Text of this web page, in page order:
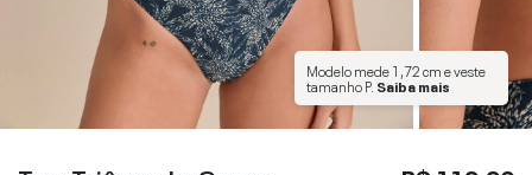
Modelo mede1,72 cme veste
tamanhoP. Saiba mais